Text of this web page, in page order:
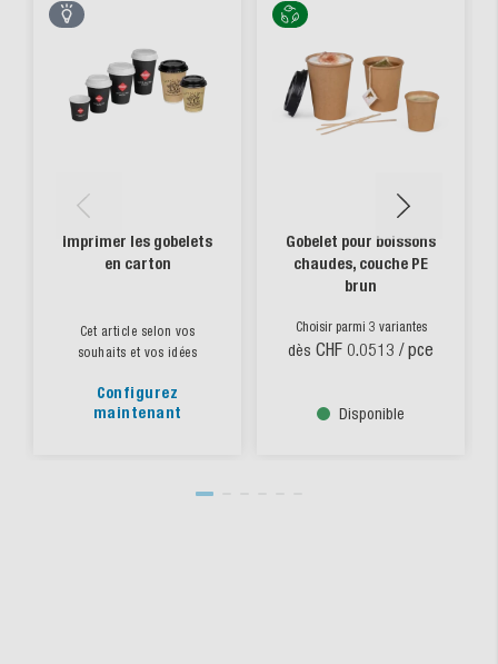
Imprimer les gobelets
en carton
Cet article selon vos
souhaits et vos idées
Configurez
maintenant
Gobelet pour boissons
chaudes, couche PE
brun
Choisir parmi 3 variantes
dès CHF 0.0513 / pce
Disponible